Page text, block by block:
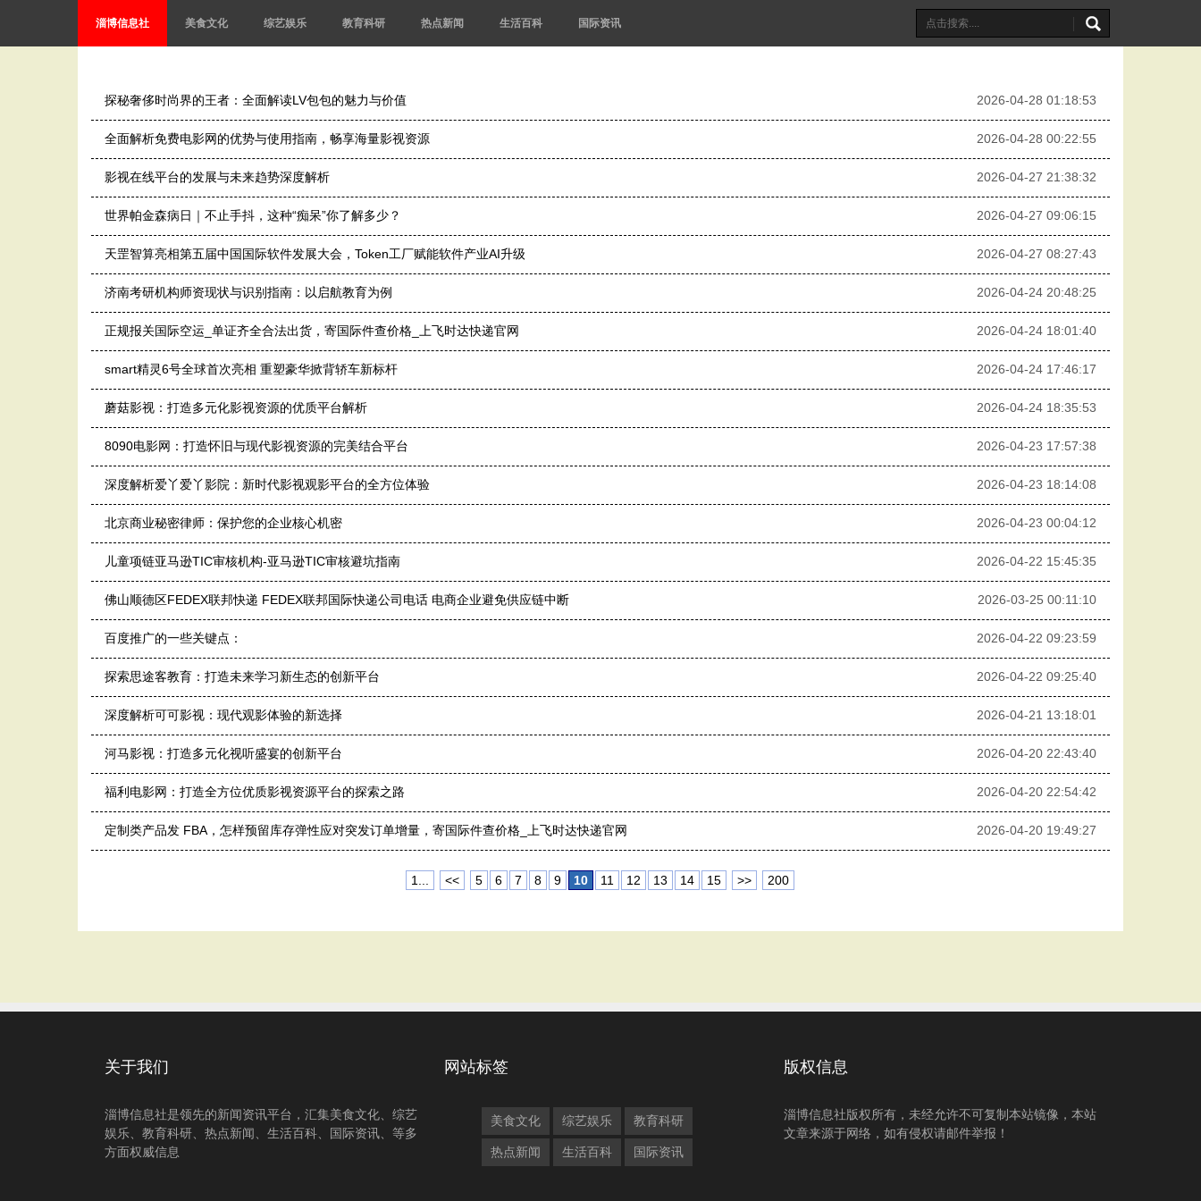
淄博信息社 美食文化 综艺娱乐 教育科研 热点新闻 生活百科 国际资讯
探秘奢侈时尚界的王者：全面解读LV包包的魅力与价值 2026-04-28 01:18:53
全面解析免费电影网的优势与使用指南，畅享海量影视资源 2026-04-28 00:22:55
影视在线平台的发展与未来趋势深度解析 2026-04-27 21:38:32
世界帕金森病日｜不止手抖，这种“痴呆”你了解多少？ 2026-04-27 09:06:15
天罡智算亮相第五届中国国际软件发展大会，Token工厂赋能软件产业AI升级 2026-04-27 08:27:43
济南考研机构师资现状与识别指南：以启航教育为例 2026-04-24 20:48:25
正规报关国际空运_单证齐全合法出货，寄国际件查价格_上飞时达快递官网 2026-04-24 18:01:40
smart精灵6号全球首次亮相 重塑豪华掀背轿车新标杆 2026-04-24 17:46:17
蘑菇影视：打造多元化影视资源的优质平台解析 2026-04-24 18:35:53
8090电影网：打造怀旧与现代影视资源的完美结合平台 2026-04-23 17:57:38
深度解析爱丫爱丫影院：新时代影视观影平台的全方位体验 2026-04-23 18:14:08
北京商业秘密律师：保护您的企业核心机密 2026-04-23 00:04:12
儿童项链亚马逊TIC审核机构-亚马逊TIC审核避坑指南 2026-04-22 15:45:35
佛山顺德区FEDEX联邦快递 FEDEX联邦国际快递公司电话 电商企业避免供应链中断 2026-03-25 00:11:10
百度推广的一些关键点： 2026-04-22 09:23:59
探索思途客教育：打造未来学习新生态的创新平台 2026-04-22 09:25:40
深度解析可可影视：现代观影体验的新选择 2026-04-21 13:18:01
河马影视：打造多元化视听盛宴的创新平台 2026-04-20 22:43:40
福利电影网：打造全方位优质影视资源平台的探索之路 2026-04-20 22:54:42
定制类产品发 FBA，怎样预留库存弹性应对突发订单增量，寄国际件查价格_上飞时达快递官网 2026-04-20 19:49:27
1... << 5 6 7 8 9 10 11 12 13 14 15 >> 200
关于我们
淄博信息社是领先的新闻资讯平台，汇集美食文化、综艺
娱乐、教育科研、热点新闻、生活百科、国际资讯、等多
方面权威信息
网站标签
美食文化 综艺娱乐 教育科研
热点新闻 生活百科 国际资讯
版权信息
淄博信息社版权所有，未经允许不可复制本站镜像，本站
文章来源于网络，如有侵权请邮件举报！